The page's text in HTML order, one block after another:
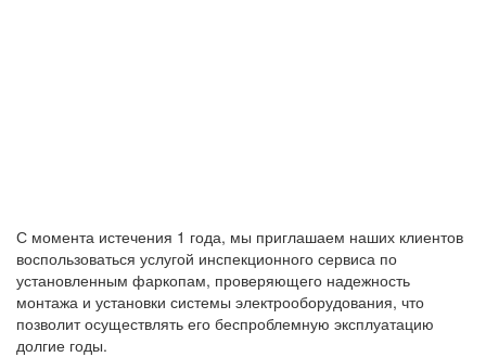
С момента истечения 1 года, мы приглашаем наших клиентов
воспользоваться услугой инспекционного сервиса по
установленным фаркопам, проверяющего надежность
монтажа и установки системы электрооборудования, что
позволит осуществлять его беспроблемную эксплуатацию
долгие годы.